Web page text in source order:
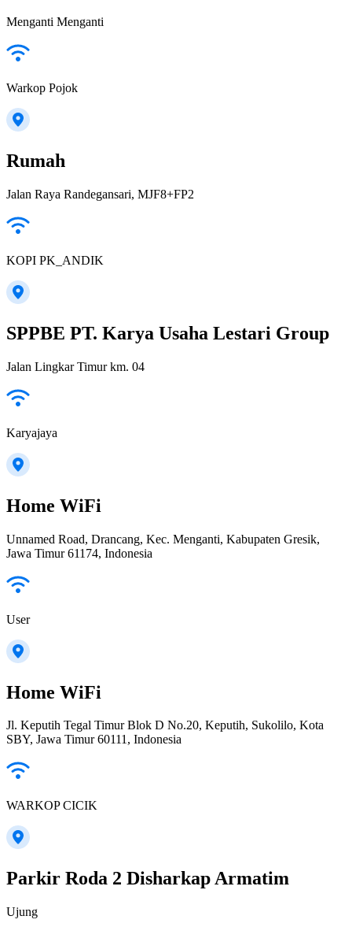
Menganti Menganti
Warkop Pojok
Rumah
Jalan Raya Randegansari, MJF8+FP2
KOPI PK_ANDIK
SPPBE PT. Karya Usaha Lestari Group
Jalan Lingkar Timur km. 04
Karyajaya
Home WiFi
Unnamed Road, Drancang, Kec. Menganti, Kabupaten Gresik,
Jawa Timur 61174, Indonesia
User
Home WiFi
Jl. Keputih Tegal Timur Blok D No.20, Keputih, Sukolilo, Kota
SBY, Jawa Timur 60111, Indonesia
WARKOP CICIK
Parkir Roda 2 Disharkap Armatim
Ujung